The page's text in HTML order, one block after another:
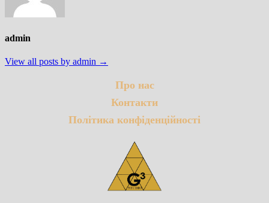
admin
View all posts by admin →
Про нас
Контакти
Політика конфіденційності